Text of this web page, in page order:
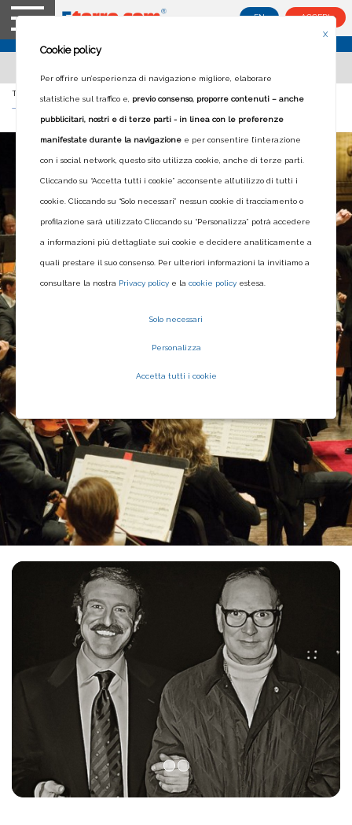
EN ACCEDI
Ti trovi in:
THE LEGEND OF MORRICONE
X
Cookie policy
Per offrire un’esperienza di navigazione migliore, elaborare
statistiche sul traffico e, previo consenso, proporre contenuti – anche
pubblicitari, nostri e di terze parti - in linea con le preferenze
manifestate durante la navigazione e per consentire l’interazione
con i social network, questo sito utilizza cookie, anche di terze parti.
Cliccando su “Accetta tutti i cookie” acconsente all’utilizzo di tutti i
cookie. Cliccando su “Solo necessari” nessun cookie di tracciamento o
profilazione sarà utilizzato Cliccando su “Personalizza” potrà accedere
a informazioni più dettagliate sui cookie e decidere analiticamente a
quali prestare il suo consenso. Per ulteriori informazioni la invitiamo a
consultare la nostra Privacy policy e la cookie policy estesa.
Solo necessari
Personalizza
Accetta tutti i cookie